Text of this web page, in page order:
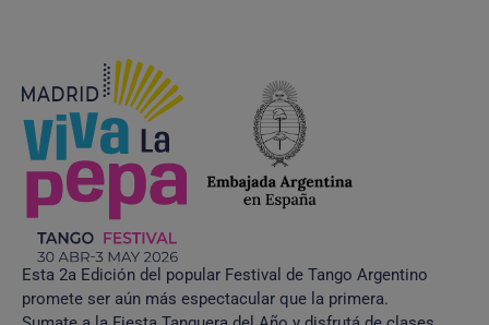
Esta 2a Edición del popular Festival de Tango Argentino
promete ser aún más espectacular que la primera.